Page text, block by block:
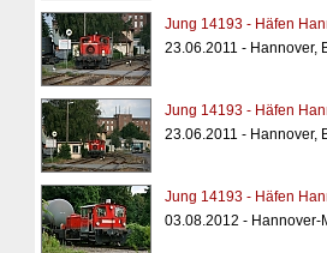
Jung 14193 - Häfen
23.06.2011 - Hannover,
Jung 14193 - Häfen
23.06.2011 - Hannover,
Jung 14193 - Häfen
03.08.2012 - Hannover-